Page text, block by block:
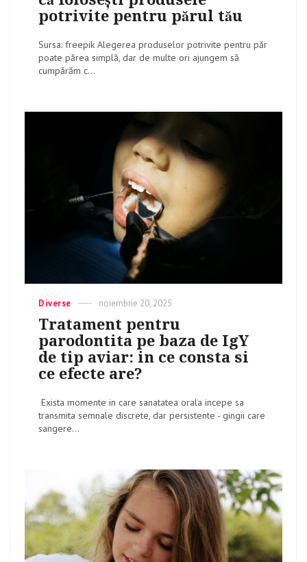
potrivite pentru părul tău
Sursa: freepik Alegerea produselor potrivite pentru păr
poate părea simplă, dar de multe ori ajungem să
cumpărăm c...
Categories
Diverse
Posted
noiembrie 20, 2025
Tratament pentru
parodontita pe baza de IgY
de tip aviar: in ce consta si
ce efecte are?
Exista momente in care sanatatea orala incepe sa
transmita semnale discrete, dar persistente - gingii care
sangere...